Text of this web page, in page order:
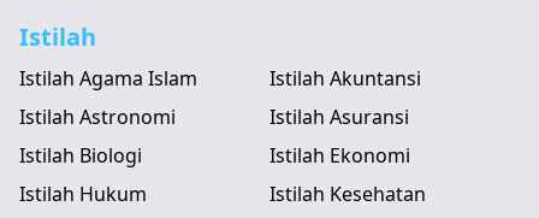
Istilah
Istilah Agama Islam
Istilah Akuntansi
Istilah Astronomi
Istilah Asuransi
Istilah Biologi
Istilah Ekonomi
Istilah Hukum
Istilah Kesehatan